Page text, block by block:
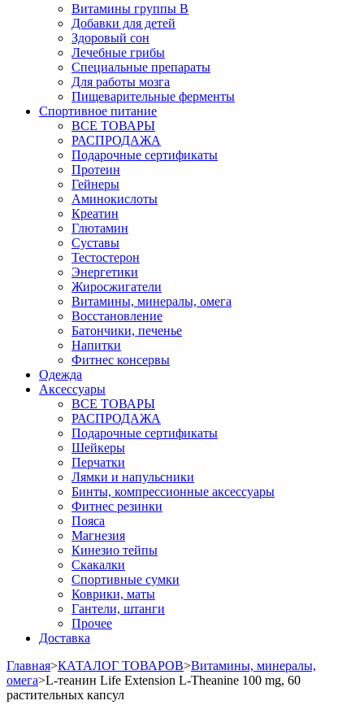
Витамины группы B
Добавки для детей
Здоровый сон
Лечебные грибы
Специальные препараты
Для работы мозга
Пищеварительные ферменты
Спортивное питание
ВСЕ ТОВАРЫ
РАСПРОДАЖА
Подарочные сертификаты
Протеин
Гейнеры
Аминокислоты
Креатин
Глютамин
Суставы
Тестостерон
Энергетики
Жиросжигатели
Витамины, минералы, омега
Восстановление
Батончики, печенье
Напитки
Фитнес консервы
Одежда
Аксессуары
ВСЕ ТОВАРЫ
РАСПРОДАЖА
Подарочные сертификаты
Шейкеры
Перчатки
Лямки и напульсники
Бинты, компрессионные аксессуары
Фитнес резинки
Пояса
Магнезия
Кинезио тейпы
Скакалки
Спортивные сумки
Коврики, маты
Гантели, штанги
Прочее
Доставка
Главная>КАТАЛОГ ТОВАРОВ>Витамины, минералы,
омега>L-теанин Life Extension L-Theanine 100 mg, 60
растительных капсул